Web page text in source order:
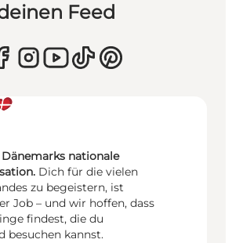
Feed
nationale
Dich für die vielen
zu begeistern, ist
Job – und wir hoffen, dass
findest, die du
besuchen kannst.